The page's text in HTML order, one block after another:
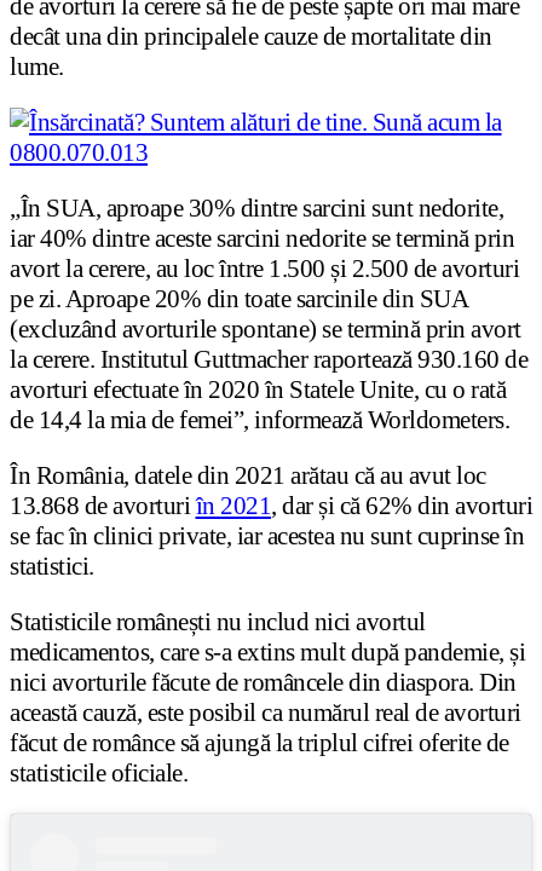
de avorturi la cerere să fie de peste șapte ori mai mare
decât una din principalele cauze de mortalitate din
lume.
„În SUA, aproape 30% dintre sarcini sunt nedorite,
iar 40% dintre aceste sarcini nedorite se termină prin
avort la cerere, au loc între 1.500 și 2.500 de avorturi
pe zi. Aproape 20% din toate sarcinile din SUA
(excluzând avorturile spontane) se termină prin avort
la cerere. Institutul Guttmacher raportează 930.160 de
avorturi efectuate în 2020 în Statele Unite, cu o rată
de 14,4 la mia de femei”, informează Worldometers.
În România, datele din 2021 arătau că au avut loc
13.868 de avorturiîn 2021, dar și că 62% din avorturi
se fac în clinici private, iar acestea nu sunt cuprinse în
statistici.
Statisticile românești nu includ nici avortul
medicamentos, care s-a extins mult după pandemie, și
nici avorturile făcute de româncele din diaspora. Din
această cauză, este posibil ca numărul real de avorturi
făcut de românce să ajungă la triplul cifrei oferite de
statisticile oficiale.